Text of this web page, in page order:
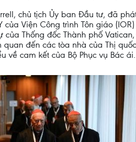
chủ tịch Ủy ban Đầu tư, đã
của Viện Công trình Tôn giáo
của Thống đốc Thành phố
quan đến các tòa nhà của Thị
về cam kết của Bộ Phục vụ Bác ái.